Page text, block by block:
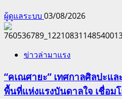
ผู้ดูแลระบบ 03/08/2026
ข่าวล่ามาแรง
“คเณศายะ” เทศกาลศิลปะแ
พื้นที่แห่งแรงบันดาลใจ เชื่อม